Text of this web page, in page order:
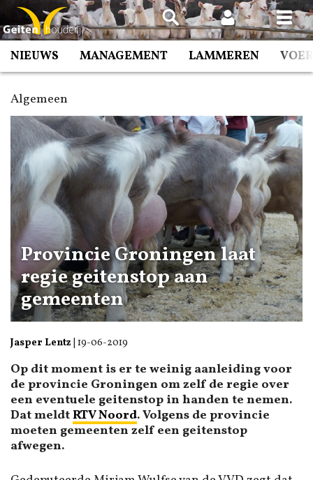
Spring
naar
inhoud
NIEUWS MANAGEMENT LAMMEREN
Algemeen
Provincie Groningen laat
regie geitenstop aan
gemeenten
Jasper Lentz 19-06-2019
Op dit moment is er te weinig aanleiding voor
de provincie Groningen om zelf de regie over
een eventuele geitenstop in handen te nemen.
Dat meldtRTV Noord. Volgens de provincie
moeten gemeenten zelf een geitenstop
afwegen.